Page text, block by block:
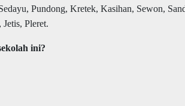
Pundong, Kretek, Kasihan, Sewon,
Pleret.
ini?